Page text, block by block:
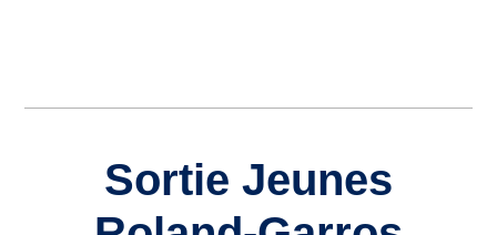
Sortie Jeunes